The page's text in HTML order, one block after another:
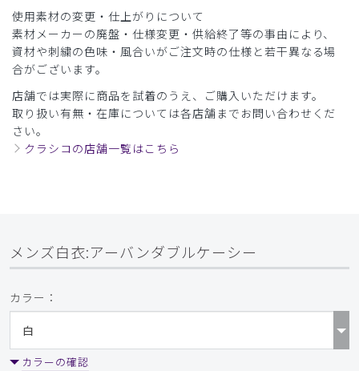
役に立った 0
使用素材の変更・仕上がりについて
素材メーカーの廃盤・仕様変更・供給終了等の事由により、
資材や刺繍の色味・風合いがご注文時の仕様と若干異なる場
合がございます。
店舗では実際に商品を試着のうえ、ご購入いただけます。
取り扱い有無・在庫については各店舗までお問い合わせくだ
さい。
クラシコの店舗一覧はこちら
メンズ白衣:アーバンダブルケーシー
カラー：
カラーの確認